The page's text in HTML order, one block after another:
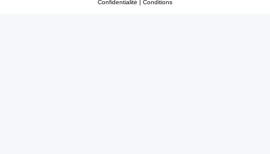
Confidentialité | Conditions